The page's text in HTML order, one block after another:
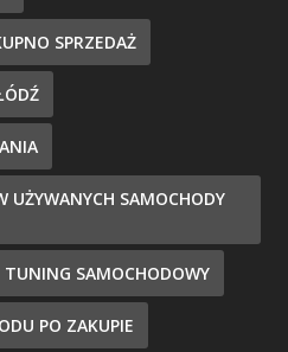
SPRZEDAŻ
UŻYWANYCH SAMOCHODY
TUNING SAMOCHODOWY
PO ZAKUPIE